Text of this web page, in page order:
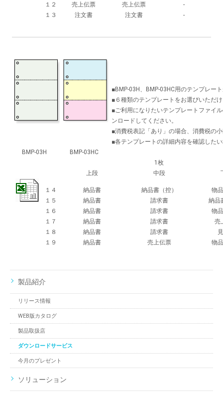
１２
売上伝票 売上伝票
-
１３
注文書 注文書 -
■BMP-03H、BMP-03HC用のテンプレー
■６種類のテンプレートをお選びいただ
■ご利用になりたいテンプレートファイ
ンロードしてください。
■消費税表記「あり」の場合、消費税の
■各テンプレートの詳細内容を確認した
BMP-03H
BMP-03HC
1枚
上段
中段
１４ 納品書 納品書（控）
物
１５
納品書 請求書
納品
１６
納品書 請求書
物
１７
納品書 請求書
売
１８
納品書 請求書
１９
納品書 売上伝票 物
製品紹介
リリース情報
WEB版カタログ
製品取扱店
ダウンロードサービス
今月のプレゼント
ソリューション